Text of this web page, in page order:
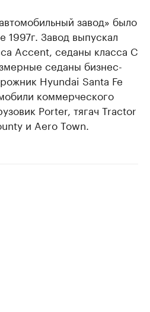
завод» было
1997г. Завод выпускал
Accent, седаны класса С
седаны бизнес-
Hyundai Santa Fe
коммерческого
Porter, тягач Tractor
и Aero Town.